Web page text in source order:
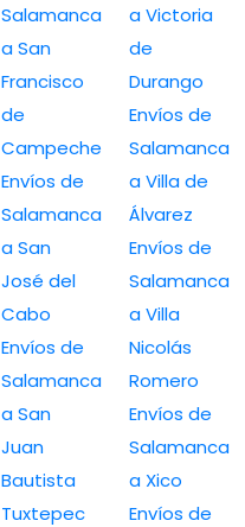
Salamanca
a San
Francisco
de
Campeche
Envíos de
Salamanca
a San
José del
Cabo
Envíos de
Salamanca
a San
Juan
Bautista
Tuxtepec
a Victoria
de
Durango
Envíos de
Salamanca
a Villa de
Álvarez
Envíos de
Salamanca
a Villa
Nicolás
Romero
Envíos de
Salamanca
a Xico
Envíos de